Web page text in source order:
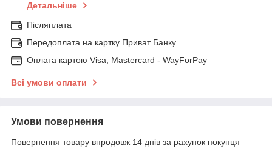
Детальніше
Післяплата
Передоплата на картку Приват Банку
Оплата картою Visa, Mastercard - WayForPay
Всі умови оплати
Умови повернення
Повернення товару впродовж 14 днів за рахунок покупця